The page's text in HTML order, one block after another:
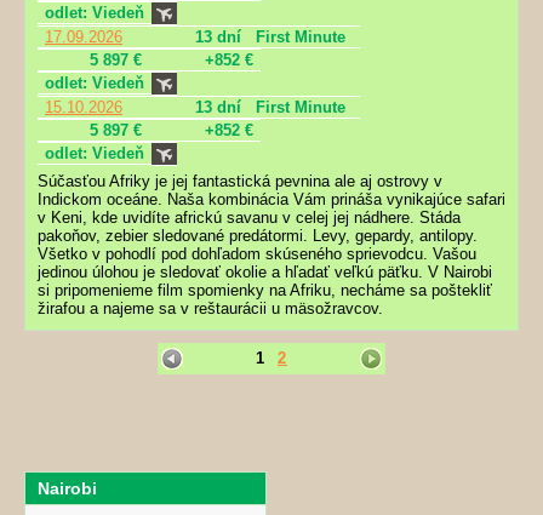
odlet: Viedeň
17.09.2026
13 dní
First Minute
5 897 €
+852 €
odlet: Viedeň
15.10.2026
13 dní
First Minute
5 897 €
+852 €
odlet: Viedeň
Súčasťou Afriky je jej fantastická pevnina ale aj ostrovy v
Indickom oceáne. Naša kombinácia Vám prináša vynikajúce safari
v Keni, kde uvidíte africkú savanu v celej jej nádhere. Stáda
pakoňov, zebier sledované predátormi. Levy, gepardy, antilopy.
Všetko v pohodlí pod dohľadom skúseného sprievodcu. Vašou
jedinou úlohou je sledovať okolie a hľadať veľkú päťku. V Nairobi
si pripomenieme film spomienky na Afriku, necháme sa poštekliť
žirafou a najeme sa v reštaurácii u mäsožravcov.
1 2
Nairobi